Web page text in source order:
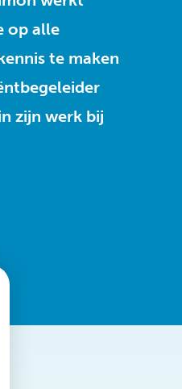
op alle
te maken
zijn werk bij